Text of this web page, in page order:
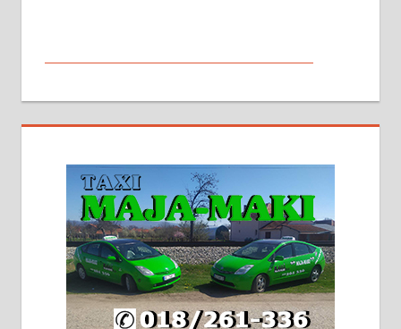
стамбене целине једна уз другу.
2х150м2, две гараже, централно
грејање на гас и дрва. Две
адресе. 063/71-74-023
Издајем комплетно опремљену
халу на Житковачком путу, на
плацу површине око 7 ари.
064/321-80-51; 063/102-35-25